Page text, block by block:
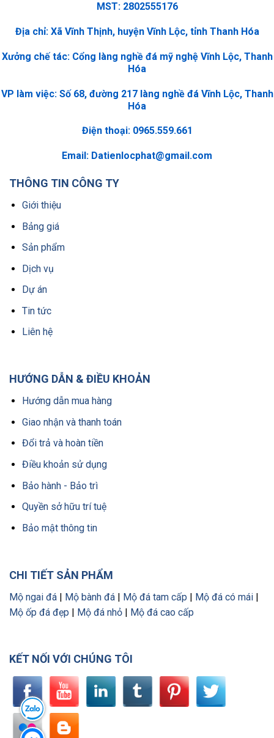
MST: 2802555176
Địa chỉ: Xã Vĩnh Thịnh, huyện Vĩnh Lộc, tỉnh Thanh Hóa
Xưởng chế tác: Cổng làng nghề đá mỹ nghệ Vĩnh Lộc, Thanh
Hóa
VP làm việc: Số 68, đường 217 làng nghề đá Vĩnh Lộc, Thanh
Hóa
Điện thoại: 0965.559.661
Email: Datienlocphat@gmail.com
THÔNG TIN CÔNG TY
Giới thiệu
Bảng giá
Sản phẩm
Dịch vụ
Dự án
Tin tức
Liên hệ
HƯỚNG DẪN & ĐIỀU KHOẢN
Hướng dẫn mua hàng
Giao nhận và thanh toán
Đổi trả và hoàn tiền
Điều khoản sử dụng
Bảo hành - Bảo trì
Quyền sở hữu trí tuệ
Bảo mật thông tin
CHI TIẾT SẢN PHẨM
Mộ ngai đá | Mộ bành đá | Mộ đá tam cấp | Mộ đá có mái |
Mộ ốp đá đẹp | Mộ đá nhỏ | Mộ đá cao cấp
KẾT NỐI VỚI CHÚNG TÔI